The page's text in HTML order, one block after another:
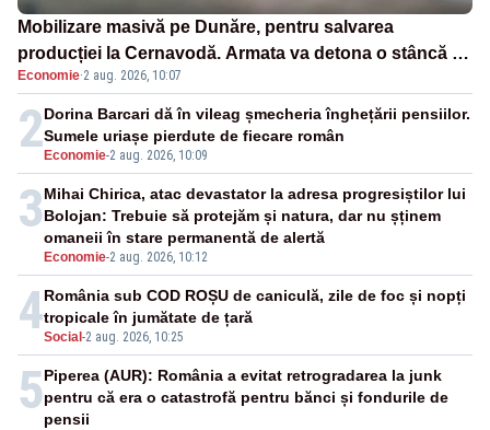
Mobilizare masivă pe Dunăre, pentru salvarea
producției la Cernavodă. Armata va detona o stâncă și
va devia apa fluviului - IMAGINI AERIENE
Economie·2 aug. 2026, 10:07
2 Economie-2 aug. 2026, 10:09
Dorina Barcari dă în vileag șmecheria înghețării pensiilor.
Sumele uriașe pierdute de fiecare român
3
Economie-2 aug. 2026, 10:12
Mihai Chirica, atac devastator la adresa progresiștilor lui
Bolojan: Trebuie să protejăm și natura, dar nu șținem
omaneii în stare permanentă de alertă
4Social -2 aug. 2026, 10:25
România sub COD ROȘU de caniculă, zile de foc și nopți
tropicale în jumătate de țară
5Piperea (AUR): România a evitat retrogradarea la junk
pentru că era o catastrofă pentru bănci și fondurile de
pensii